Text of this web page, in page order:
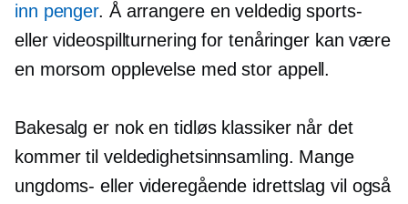
inn penger. Å arrangere en veldedig sports-
eller videospillturnering for tenåringer kan være
en morsom opplevelse med stor appell.
Bakesalg er nok en tidløs klassiker når det
kommer til veldedighetsinnsamling. Mange
ungdoms- eller videregående idrettslag vil også